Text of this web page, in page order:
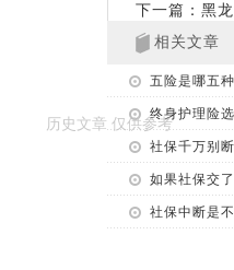
下一篇：黑
相关文章
五险是哪五
终身护理险
社保千万别
如果社保交
社保中断是